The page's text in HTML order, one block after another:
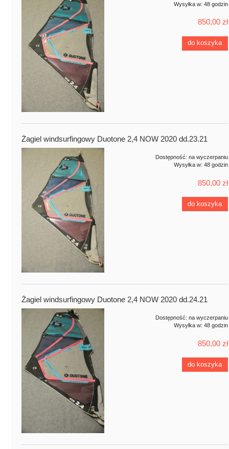
Wysyłka w: 48 godzin
850,00 zł
do koszyka
Żagiel windsurfingowy Duotone 2,4 NOW 2020 dd.23.21
Dostępność: na wyczerpaniu
Wysyłka w: 48 godzin
850,00 zł
do koszyka
Żagiel windsurfingowy Duotone 2,4 NOW 2020 dd.24.21
Dostępność: na wyczerpaniu
Wysyłka w: 48 godzin
850,00 zł
do koszyka